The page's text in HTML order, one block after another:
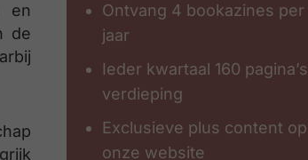
en
de
Ontvang 4 bookazines per
jaar
Ieder kwartaal 160 pagina’s
verdieping
Exclusieve plus content op
onze website